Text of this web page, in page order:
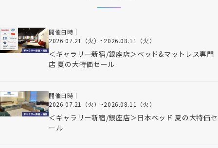
開催日時｜
2026.07.21（火） ~2026.08.11（火）
＜ギャラリー新宿/銀座店＞ベッド&マットレス専門
店 夏の大特価セール
開催日時｜
2026.07.21（火） ~2026.08.11（火）
＜ギャラリー新宿/銀座店＞日本ベッド 夏の大特価セ
ール